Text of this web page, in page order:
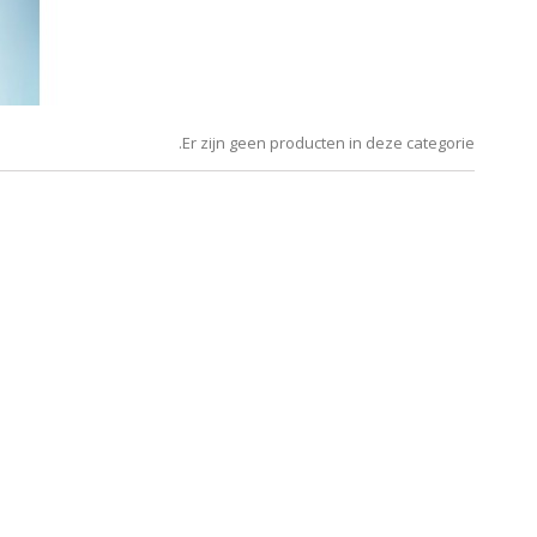
.Er zijn geen producten in deze categorie